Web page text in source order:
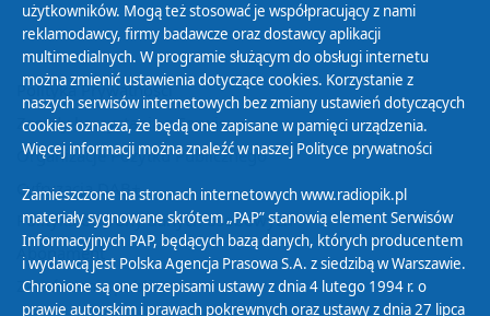
Polityka Prywatności
Zasady korzystania z Serwisu
Organizacje Pożytku Publicznego
Cyfryzacja DAB+
Polityka ochrony danych osobowych
Abonament
Zamówienia publiczne
użytkowników. Mogą też stosować je współpracujący z nami
reklamodawcy, firmy badawcze oraz dostawcy aplikacji
multimedialnych. W programie służącym do obsługi internetu
można zmienić ustawienia dotyczące cookies. Korzystanie z
naszych serwisów internetowych bez zmiany ustawień dotyczących
cookies oznacza, że będą one zapisane w pamięci urządzenia.
Więcej informacji można znaleźć w naszej Polityce prywatności
Zamieszczone na stronach internetowych www.radiopik.pl
materiały sygnowane skrótem „PAP” stanowią element Serwisów
Informacyjnych PAP, będących bazą danych, których producentem
i wydawcą jest Polska Agencja Prasowa S.A. z siedzibą w Warszawie.
Chronione są one przepisami ustawy z dnia 4 lutego 1994 r. o
prawie autorskim i prawach pokrewnych oraz ustawy z dnia 27 lipca